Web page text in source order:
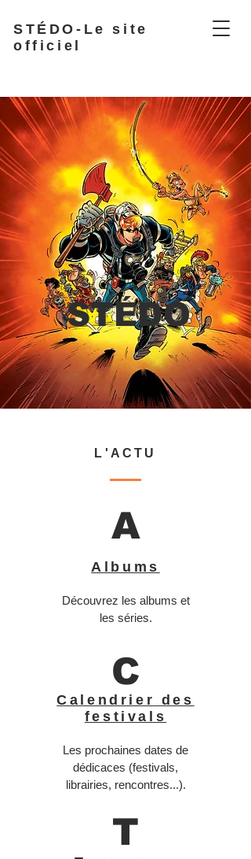
STÉDO-Le site
officiel
STÉDO
L'ACTU
A
Albums
Découvrez les albums et
les séries.
C
Calendrier des
festivals
Les prochaines dates de
dédicaces (festivals,
librairies, rencontres...).
T